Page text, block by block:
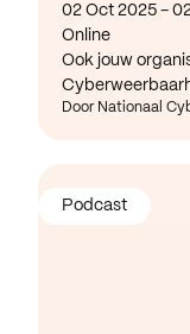
02 Oct 2025 -
Online
Ook jouw
Door Nationaal
Podcast